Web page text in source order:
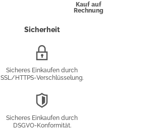
Kauf auf
Rechnung
Sicherheit
Sicheres Einkaufen durch
SSL/HTTPS-Verschlüsselung.
Sicheres Einkaufen durch
DSGVO-Konformität.